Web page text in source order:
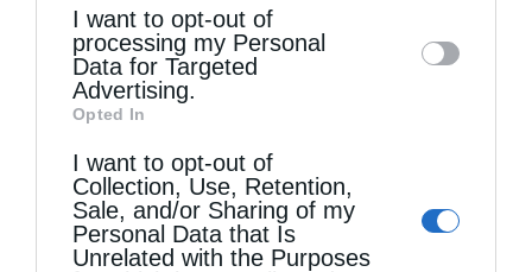
disclose it to other third parties.
I want to opt-out of
processing my Personal
Data for Targeted
Advertising.
Opted In
I want to opt-out of
Collection, Use, Retention,
Sale, and/or Sharing of my
Personal Data that Is
Unrelated with the Purposes
Σταυρό με δωρεά επιχειρησιακού εξοπλισμού για
την αντιμετώπιση των καταστροφικών
πυρκαγιών
Η “Κιβωτός της Ορθοδοξίας” σε όλα τα περίπτερα